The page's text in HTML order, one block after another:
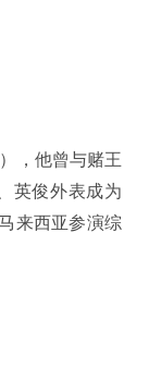
，他曾与赌王
英俊外表成为
来西亚参演综